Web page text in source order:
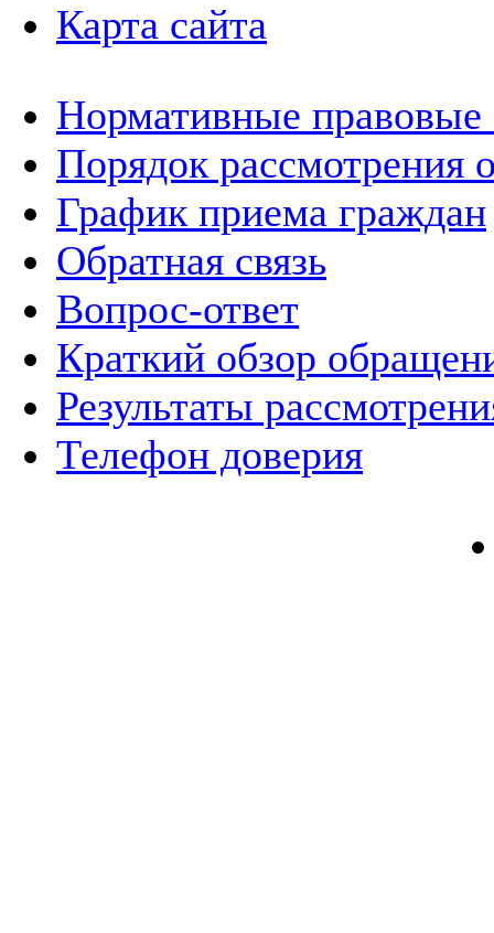
Карта сайта
Нормативные правовые
Порядок рассмотрения
График приема граждан
Обратная связь
Вопрос-ответ
Краткий обзор
Результаты
Телефон доверия